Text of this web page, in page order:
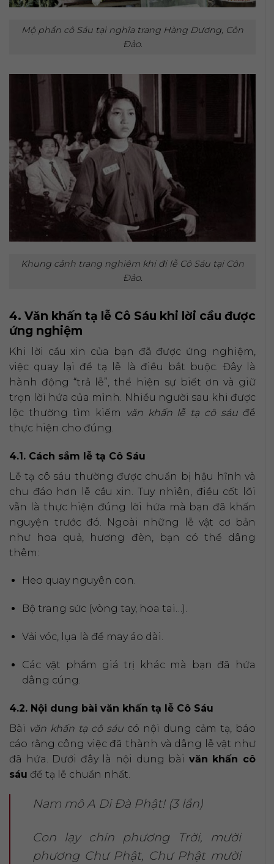
Mộ phần cô Sáu tại nghĩa trang Hàng Dương, Côn
Đảo.
Khung cảnh trang nghiêm khi đi lễ Cô Sáu tại Côn
Đảo.
4. Văn khấn tạ lễ Cô Sáu khi lời cầu được
ứng nghiệm
Khi lời cầu xin của bạn đã được ứng nghiệm,
việc quay lại để tạ lễ là điều bắt buộc. Đây là
hành động “trả lễ”, thể hiện sự biết ơn và giữ
trọn lời hứa của mình. Nhiều người sau khi được
lộc thường tìm kiếm
văn khấn lễ tạ cô sáu để
thực hiện cho đúng.
4.1. Cách sắm lễ tạ Cô Sáu
Lễ tạ cô sáu thường được chuẩn bị hậu hĩnh và
chu đáo hơn lễ cầu xin. Tuy nhiên, điều cốt lõi
vẫn là thực hiện đúng lời hứa mà bạn đã khấn
nguyện trước đó. Ngoài những lễ vật cơ bản
như hoa quả, hương đèn, bạn có thể dâng
thêm:
Heo quay nguyên con.
Bộ trang sức (vòng tay, hoa tai…).
Vải vóc, lụa là để may áo dài.
Các vật phẩm giá trị khác mà bạn đã hứa
dâng cúng.
4.2. Nội dung bài văn khấn tạ lễ Cô Sáu
Bài văn khấn tạ cô sáu có nội dung cảm tạ, báo
cáo rằng công việc đã thành và dâng lễ vật như
đã hứa. Dưới đây là nội dung bài văn khấn cô
sáu để tạ lễ chuẩn nhất.
Nam mô A Di Đà Phật! (3 lần)
Con lạy chín phương Trời, mười
phương Chư Phật, Chư Phật mười